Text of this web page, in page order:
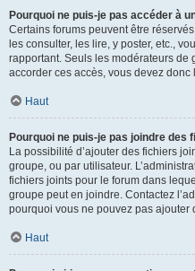
Pourquoi ne puis-je pas accéder à
Certains forums peuvent être
les consulter, les lire, y poster, etc.,
rapportant. Seuls les modérateurs de
accorder ces accès, vous devez donc
Haut
Pourquoi ne puis-je pas joindre des
La possibilité d’ajouter des fichiers
groupe, ou par utilisateur.
fichiers joints pour le forum dans
groupe peut en joindre. Contactez
pourquoi vous ne pouvez pas ajouter
Haut